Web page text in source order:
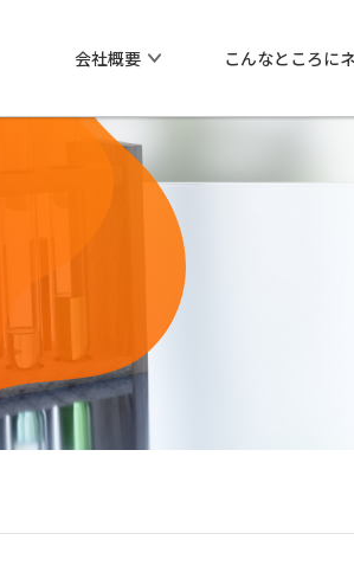
会社概要 こんなところに
工業用化学薬品（化学品事業）
化学品事業紹介
ALLESシリーズ
REB-1
REB-100